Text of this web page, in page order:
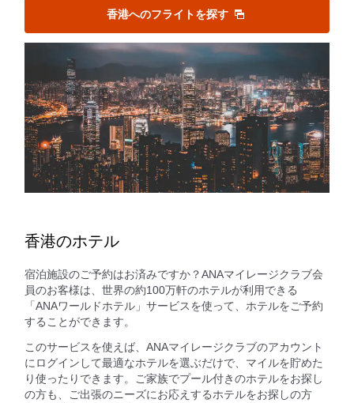
香港へのフライトを探す
香港のホテル
宿泊施設のご予約はお済みですか？ANAマイレージクラブ会
員のお客様は、世界の約100万軒のホテルが利用できる
「ANAワールドホテル」サービスを使って、ホテルをご予約
することができます。
このサービスを使えば、ANAマイレージクラブのアカウント
にログインして最適なホテルを選ぶだけで、マイルを貯めた
り使ったりできます。ご家族でプール付きのホテルをお探し
の方も、ご出張のニーズにお応えするホテルをお探しの方